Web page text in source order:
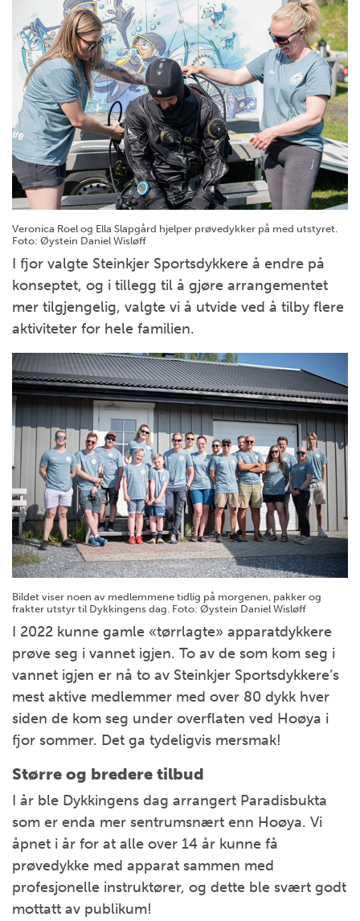
Veronica Roel og Ella Slapgård hjelper prøvedykker på med utstyret.
Foto: Øystein Daniel Wisløff
I fjor valgte Steinkjer Sportsdykkere å endre på
konseptet, og i tillegg til å gjøre arrangementet
mer tilgjengelig, valgte vi å utvide ved å tilby flere
aktiviteter for hele familien.
Bildet viser noen av medlemmene tidlig på morgenen, pakker og
frakter utstyr til Dykkingens dag. Foto: Øystein Daniel Wisløff
I 2022 kunne gamle «tørrlagte» apparatdykkere
prøve seg i vannet igjen. To av de som kom seg i
vannet igjen er nå to av Steinkjer Sportsdykkere’s
mest aktive medlemmer med over 80 dykk hver
siden de kom seg under overflaten ved Hoøya i
fjor sommer. Det ga tydeligvis mersmak!
Større og bredere tilbud
I år ble Dykkingens dag arrangert Paradisbukta
som er enda mer sentrumsnært enn Hoøya. Vi
åpnet i år for at alle over 14 år kunne få
prøvedykke med apparat sammen med
profesjonelle instruktører, og dette ble svært godt
mottatt av publikum!